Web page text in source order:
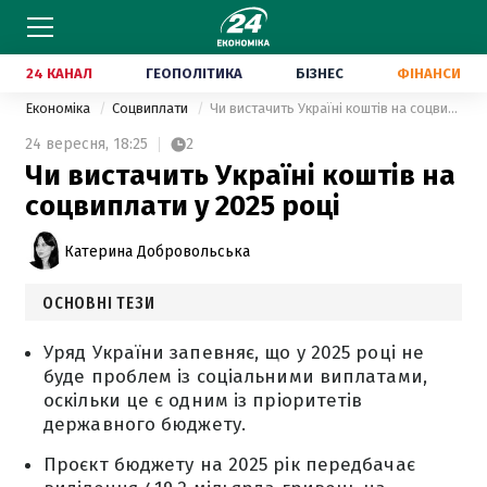
24 КАНАЛ ГЕОПОЛІТИКА БІЗНЕС ФІНАНСИ
Економіка Соцвиплати Чи вистачить Україні коштів на соцвиплати у 2025 році
24 вересня, 18:25 2
Чи вистачить Україні коштів на
соцвиплати у 2025 році
Катерина Добровольська
ОСНОВНІ ТЕЗИ
Уряд України запевняє, що у 2025 році не
буде проблем із соціальними виплатами,
оскільки це є одним із пріоритетів
державного бюджету.
Проєкт бюджету на 2025 рік передбачає